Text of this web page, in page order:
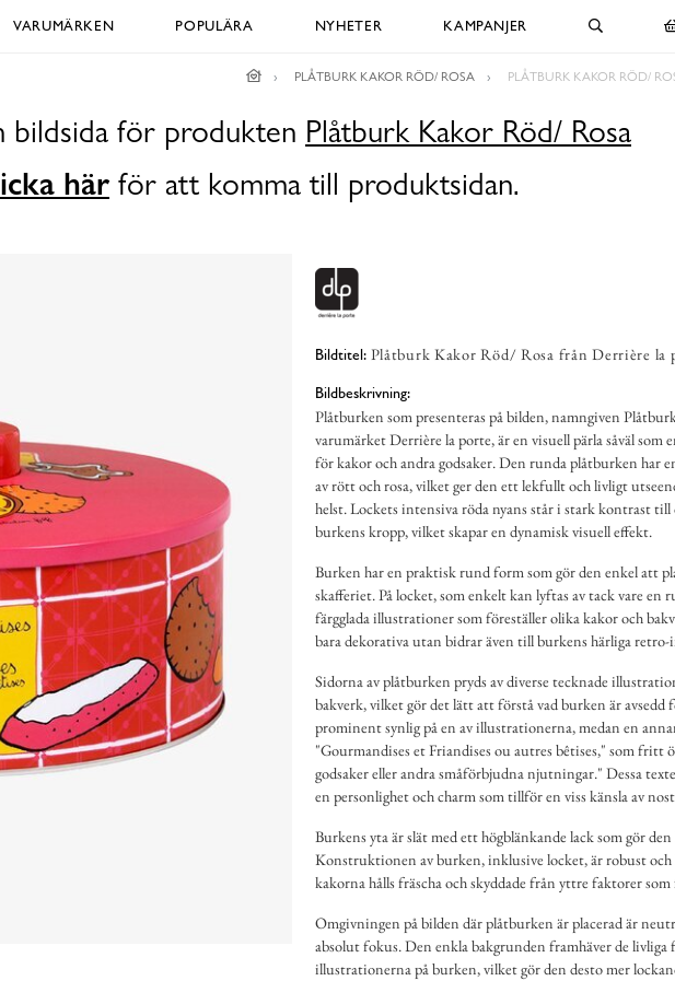
VARUMÄRKEN POPULÄRA NYHETER KAMPANJER
PLÅTBURK KAKOR RÖD/ ROSA PLÅTBURK KAKOR RÖD/
bildsida för produkten Plåtburk Kakor Röd/ Rosa
här för att komma till produktsidan.
Bildtitel: Plåtburk Kakor Röd/ Rosa från Derrière la
Bildbeskrivning:
Plåtburken som presenteras på bilden, namngiven
varumärket Derrière la porte, är en visuell pärla såväl
för kakor och andra godsaker. Den runda plåtburken har
av rött och rosa, vilket ger den ett lekfullt och livligt
helst. Lockets intensiva röda nyans står i stark kontrast till
burkens kropp, vilket skapar en dynamisk visuell effekt.
Burken har en praktisk rund form som gör den enkel att
skafferiet. På locket, som enkelt kan lyftas av tack vare
färgglada illustrationer som föreställer olika kakor och
bara dekorativa utan bidrar även till burkens härliga retro-
Sidorna av plåtburken pryds av diverse tecknade
bakverk, vilket gör det lätt att förstå vad burken är
prominent synlig på en av illustrationerna, medan en
"Gourmandises et Friandises ou autres bêtises," som fritt
godsaker eller andra småförbjudna njutningar." Dessa
en personlighet och charm som tillför en viss känsla av
Burkens yta är slät med ett högblänkande lack som gör
Konstruktionen av burken, inklusive locket, är robust och
kakorna hålls fräscha och skyddade från yttre faktorer
Omgivningen på bilden där plåtburken är placerad är
absolut fokus. Den enkla bakgrunden framhäver de livliga
illustrationerna på burken, vilket gör den desto mer